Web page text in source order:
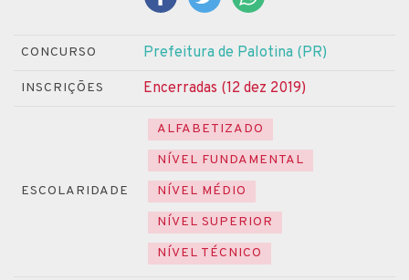
CONCURSO Prefeitura de Palotina (PR)
INSCRIÇÕES Encerradas (12 dez 2019)
ESCOLARIDADE
ALFABETIZADO
NÍVEL FUNDAMENTAL
NÍVEL MÉDIO
NÍVEL SUPERIOR
NÍVEL TÉCNICO